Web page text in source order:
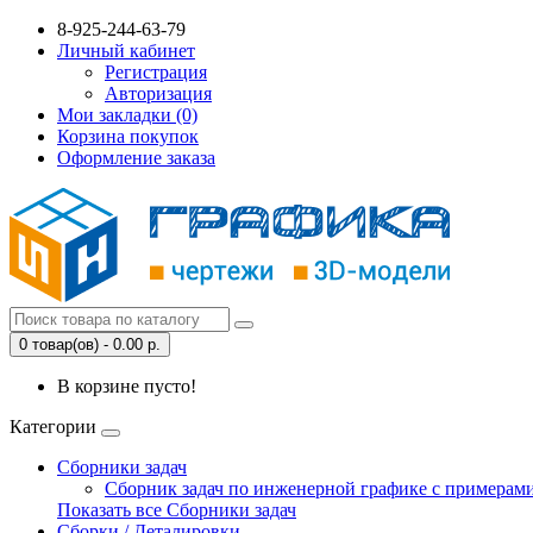
8-925-244-63-79
Личный кабинет
Регистрация
Авторизация
Мои закладки (0)
Корзина покупок
Оформление заказа
0 товар(ов) - 0.00 р.
В корзине пусто!
Категории
Сборники задач
Сборник задач по инженерной графике с
Показать все Сборники задач